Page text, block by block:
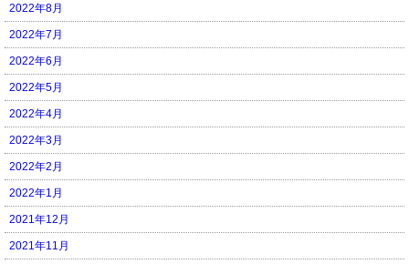
2022年8月
2022年7月
2022年6月
2022年5月
2022年4月
2022年3月
2022年2月
2022年1月
2021年12月
2021年11月